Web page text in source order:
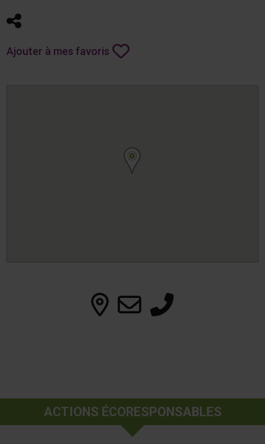
Partager
Ajouter à mes favoris
ACTIONS ÉCORESPONSABLES